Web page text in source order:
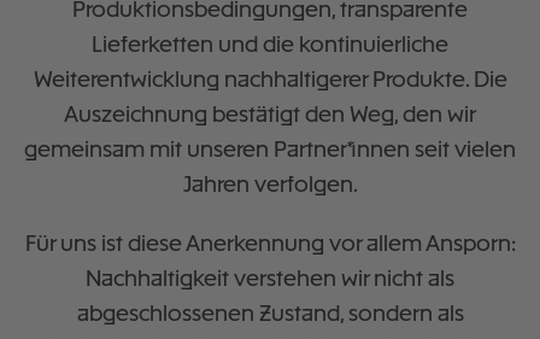
Produktionsbedingungen, transparente
Lieferketten und die kontinuierliche
Weiterentwicklung nachhaltigerer Produkte. Die
Auszeichnung bestätigt den Weg, den wir
gemeinsam mit unseren Partner*innen seit vielen
Jahren verfolgen.
Für uns ist diese Anerkennung vor allem Ansporn:
Nachhaltigkeit verstehen wir nicht als
abgeschlossenen Zustand, sondern als